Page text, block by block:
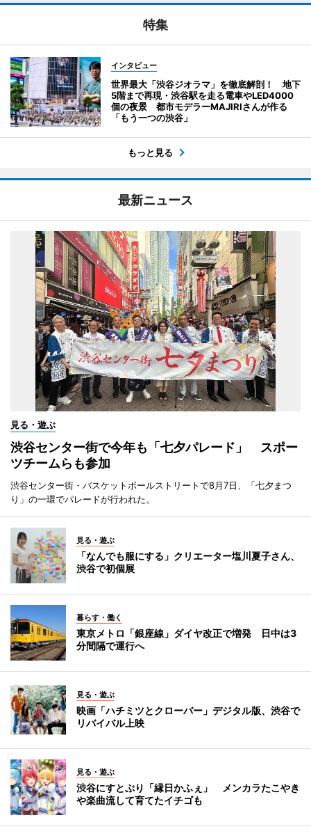
特集
インタビュー
世界最大「渋谷ジオラマ」を徹底解剖！ 地下
5階まで再現・渋谷駅を走る電車やLED4000
個の夜景 都市モデラーMAJIRIさんが作る
「もう一つの渋谷」
もっと見る
最新ニュース
見る・遊ぶ
渋谷センター街で今年も「七夕パレード」 スポー
ツチームらも参加
渋谷センター街・バスケットボールストリートで8月7日、「七夕まつ
り」の一環でパレードが行われた。
見る・遊ぶ
「なんでも服にする」クリエーター塩川夏子さん、
渋谷で初個展
暮らす・働く
東京メトロ「銀座線」ダイヤ改正で増発 日中は3
分間隔で運行へ
見る・遊ぶ
映画「ハチミツとクローバー」デジタル版、渋谷で
リバイバル上映
見る・遊ぶ
渋谷にすとぷり「縁日かふぇ」 メンカラたこやき
や楽曲流して育てたイチゴも